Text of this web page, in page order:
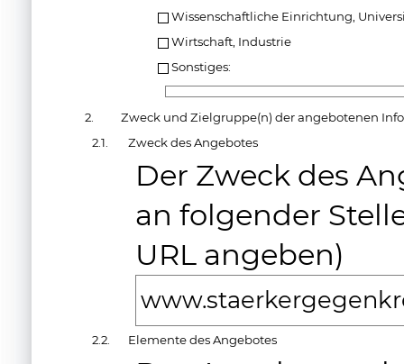
Wissenschaftliche Einrichtung,
Wirtschaft, Industrie
Sonstiges:
2.
Zweck und Zielgruppe(n) der angebotenen
2.1.
Zweck des Angebotes
Der Zweck des
an folgender
URL angeben)
2.2. Elemente des Angebotes